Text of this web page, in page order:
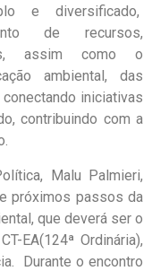
e diversificado,
de recursos,
assim como o
ambiental, das
iniciativas
contribuindo com a
Malu Palmieri,
próximos passos da
que deverá ser o
EA(124ª Ordinária),
Durante o encontro